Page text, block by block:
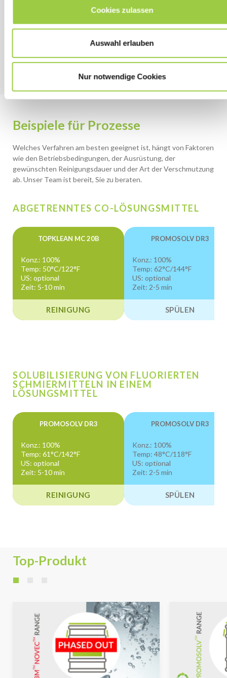
Cookies zulassen
Auswahl erlauben
Nur notwendige Cookies
Kein Ozonabbaupotential (ODP)
Nicht entflammbar & kein Flammpunkt
Geringe Umweltbelastung: GREENWAY-Produkt
Beispiele für Prozesse
Welches Verfahren am besten geeignet ist, hängt von Faktoren
wie den Betriebsbedingungen, der Ausrüstung, der
gewünschten Reinigungsdauer und der Art der Verschmutzung
ab. Unser Team ist bereit, Sie zu beraten.
ABGETRENNTES CO-LÖSUNGSMITTEL
TOPKLEAN MC 20B
Konz.: 100%
Temp: 50°C/122°F
US: optional
Zeit: 5-10 min
REINIGUNG
PROMOSOLV DR3
Konz.: 100%
Temp: 62°C/144°F
US: optional
Zeit: 2-5 min
SPÜLEN
SOLUBILISIERUNG VON FLUORIERTEN
SCHMIERMITTELN IN EINEM
LÖSUNGSMITTEL
PROMOSOLV DR3
Konz.: 100%
Temp: 61°C/142°F
US: optional
Zeit: 5-10 min
REINIGUNG
PROMOSOLV DR3
Konz.: 100%
Temp: 48°C/118°F
US: optional
Zeit: 2-5 min
SPÜLEN
Top-Produkt